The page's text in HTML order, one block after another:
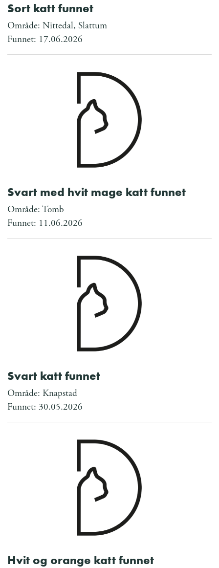
Sort katt funnet
Område: Nittedal, Slattum
Funnet: 17.06.2026
Svart med hvit mage katt funnet
Område: Tomb
Funnet: 11.06.2026
Svart katt funnet
Område: Knapstad
Funnet: 30.05.2026
Hvit og orange katt funnet